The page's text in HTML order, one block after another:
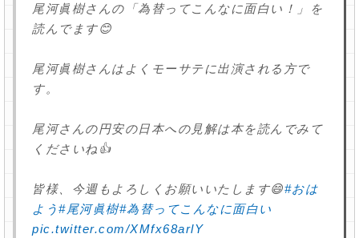
尾河眞樹さんの「為替ってこんなに面白い！」を
読んでます😊
尾河眞樹さんはよくモーサテに出演される方で
す。
尾河さんの円安の日本への見解は本を読んでみて
くださいね👍
皆様、今週もよろしくお願いいたします😄#おは
よう#尾河眞樹#為替ってこんなに面白い
pic.twitter.com/XMfx68arlY